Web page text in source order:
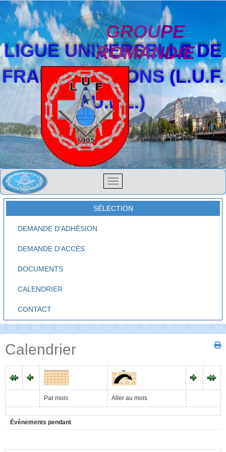
LIGUE UNIVERSELLE DE
FRANCS-MAÇONS (L.U.F.
/ U.F.L.)
GROUPE
ROMANDIE
SÉLECTION
DEMANDE D'ADHÉSION
DEMANDE D'ACCÈS
DOCUMENTS
CALENDRIER
CONTACT
Calendrier
Par mois Aller au mois
Évènements pendant